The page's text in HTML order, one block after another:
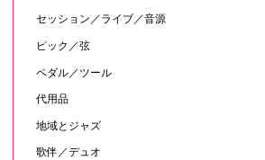
セッション／ライブ／音源
ピック／弦
ペダル／ツール
代用品
地域とジャズ
歌伴／デュオ